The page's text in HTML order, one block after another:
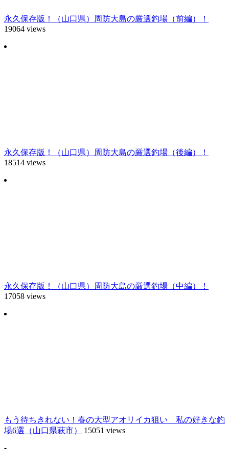
永久保存版！（山口県）周防大島の厳選釣場（前編）！
19064 views
永久保存版！（山口県）周防大島の厳選釣場（後編）！
18514 views
永久保存版！（山口県）周防大島の厳選釣場（中編）！
17058 views
もう待ちきれない！春の大型アオリイカ狙い 私の好きな釣
場6選（山口県萩市）
15051 views